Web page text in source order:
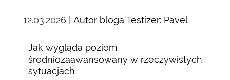
12.03.2026 | Autor bloga Testizer: Pavel
Jak wygląda poziom
średniozaawansowany w rzeczywistych
sytuacjach